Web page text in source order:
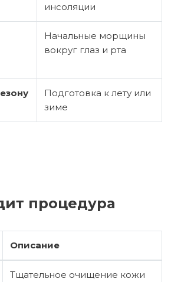
инсоляции
Начальные морщины
вокруг глаз и рта
Подготовка к лету или
зиме
процедура
Описание
Тщательное очищение кожи